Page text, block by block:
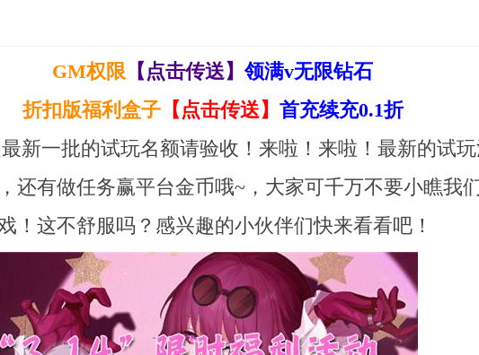
GM权限 【点击传送】领满v无限钻石
折扣版福利盒子【点击传送】 首充续充0.1折
新一批的试玩名额请验收！来啦！来啦！最新的试
还有做任务赢平台金币哦~，大家可千万不要小瞧我
这不舒服吗？感兴趣的小伙伴们快来看看吧！